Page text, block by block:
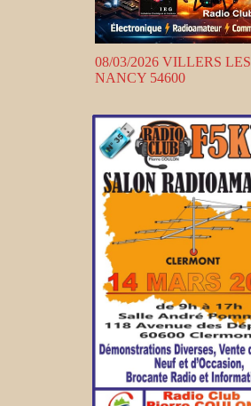
08/03/2026 VILLERS LES
NANCY 54600